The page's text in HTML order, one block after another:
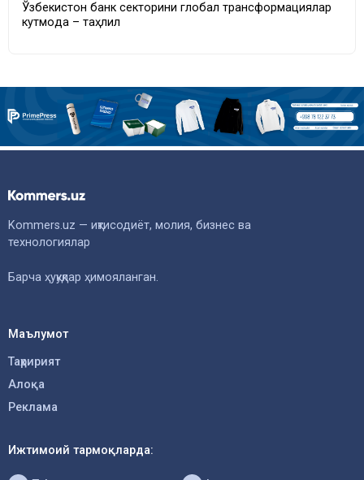
Ўзбекистон банк секторини глобал трансформациялар
кутмоқда – таҳлил
Kommers.uz — иқтисодиёт, молия, бизнес ва
технологиялар
Барча ҳуқуқлар ҳимояланган.
Маълумот
Таҳририят
Алоқа
Реклама
Ижтимоий тармоқларда: